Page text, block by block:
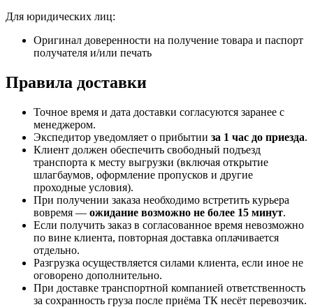
Для юридических лиц:
Оригинал доверенности на получение товара и паспорт
получателя и/или печать
Правила доставки
Точное время и дата доставки согласуются заранее с
менеджером.
Экспедитор уведомляет о прибытии за 1 час до приезда.
Клиент должен обеспечить свободный подъезд
транспорта к месту выгрузки (включая открытие
шлагбаумов, оформление пропусков и другие
проходные условия).
При получении заказа необходимо встретить курьера
вовремя — ожидание возможно не более 15 минут.
Если получить заказ в согласованное время невозможно
по вине клиента, повторная доставка оплачивается
отдельно.
Разгрузка осуществляется силами клиента, если иное не
оговорено дополнительно.
При доставке транспортной компанией ответственность
за сохранность груза после приёма ТК несёт перевозчик.